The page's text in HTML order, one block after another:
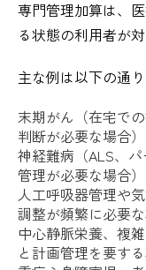
専門管理加算は、
る状態の利用者が対
主な例は以下の通り
末期がん（在宅で
判断が必要な場合）
神経難病（ALS、
管理が必要な場合）
人工呼吸器管理や
調整が頻繁に必要
中心静脈栄養、複
と計画管理を要す